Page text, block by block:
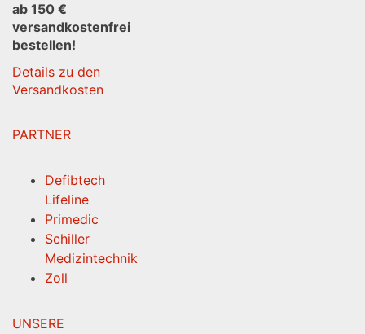
ab 150 €
versandkostenfrei
bestellen!
Details zu den
Versandkosten
PARTNER
Defibtech
Lifeline
Primedic
Schiller
Medizintechnik
Zoll
UNSERE